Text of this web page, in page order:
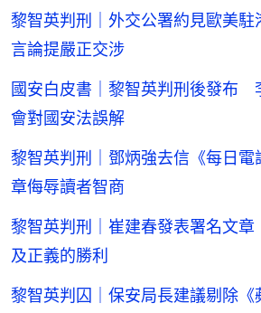
黎智英判刑｜外交公署約見歐美
言論提嚴正交涉
國安白皮書｜黎智英判刑後發布
會對國安法誤解
黎智英判刑｜鄧炳強去信《每日
章侮辱讀者智商
黎智英判刑｜崔建春發表署名文章
及正義的勝利
黎智英判囚｜保安局長建議剔除《